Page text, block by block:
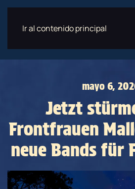
Ir al contenido principal
RESERVA AHORA
mayo 6,
Jetzt
Frontfrauen
neue Bands für